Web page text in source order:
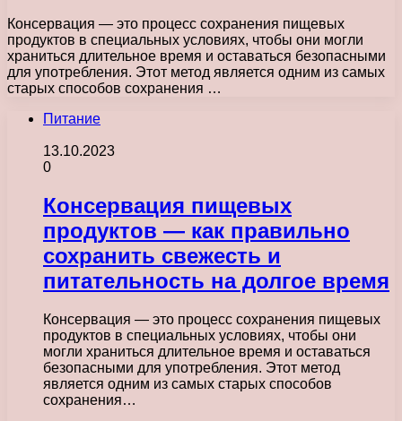
Консервация — это процесс сохранения пищевых
продуктов в специальных условиях, чтобы они могли
храниться длительное время и оставаться безопасными
для употребления. Этот метод является одним из самых
старых способов сохранения …
Питание
13.10.2023
0
Консервация пищевых
продуктов — как правильно
сохранить свежесть и
питательность на долгое время
Консервация — это процесс сохранения пищевых
продуктов в специальных условиях, чтобы они
могли храниться длительное время и оставаться
безопасными для употребления. Этот метод
является одним из самых старых способов
сохранения…